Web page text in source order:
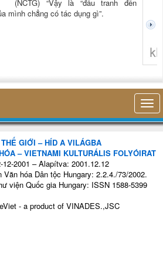
(NCTG) “Vậy là “đấu tranh đến
mình chẳng có tác dụng gì”.
GIỚI – HÍD A VILÁGBA
– VIETNAMI KULTURÁLIS FOLYÓIRAT
12-2001 – Alapítva: 2001.12.12
hóa Dân tộc Hungary: 2.2.4./73/2002.
viện Quốc gia Hungary: ISSN 1588-5399
- a product of VINADES.,JSC